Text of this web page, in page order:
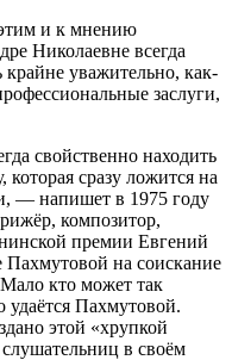
и к мнению
Николаевне всегда
уважительно, как-
заслуги,
свойственно находить
сразу ложится на
— напишет в 1975 году
композитор,
премии Евгений
на соискание
кто может так
удаётся Пахмутовой.
этой «хрупкой
в своём